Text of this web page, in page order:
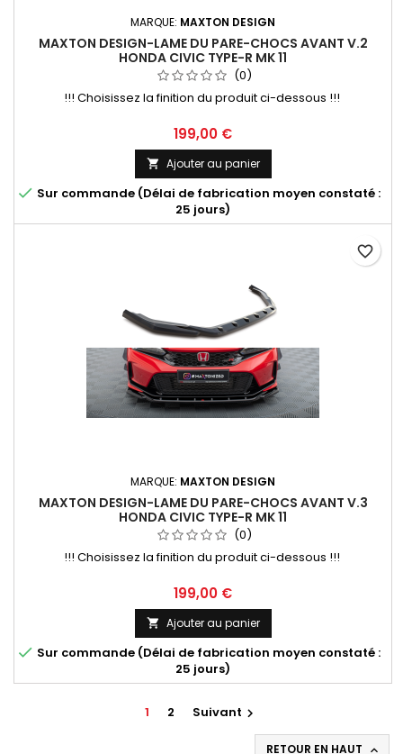
MARQUE: MAXTON DESIGN
MAXTON DESIGN-LAME DU PARE-CHOCS AVANT V.2
HONDA CIVIC TYPE-R MK 11
(0)
!!! Choisissez la finition du produit ci-dessous !!!
Prix
199,00 €
 Ajouter au panier
 Sur commande (Délai de fabrication moyen constaté :
25 jours)
MARQUE: MAXTON DESIGN
MAXTON DESIGN-LAME DU PARE-CHOCS AVANT V.3
HONDA CIVIC TYPE-R MK 11
(0)
!!! Choisissez la finition du produit ci-dessous !!!
Prix
199,00 €
 Ajouter au panier
 Sur commande (Délai de fabrication moyen constaté :
25 jours)
favorite_border
1 2 Suivant 
RETOUR EN HAUT 